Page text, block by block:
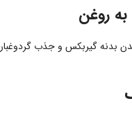
بدنه گیربکس و جذب گردوغبار